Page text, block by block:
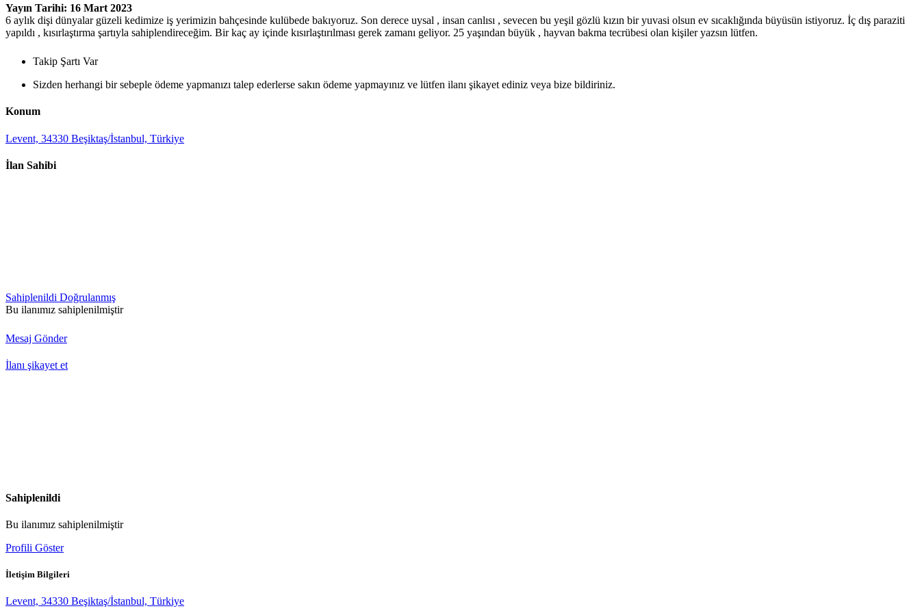
Yayın Tarihi: 16 Mart 2023
6 aylık dişi dünyalar güzeli kedimize iş yerimizin bahçesinde kulübede bakıyoruz. Son derece uysal , insan canlısı , sevecen bu yeşil gözlü kızın bir yuvasi olsun ev sıcaklığında büyüsün istiyoruz. İç dış paraziti
yapıldı , kısırlaştırma şartıyla sahiplendireceğim. Bir kaç ay içinde kısırlaştırılması gerek zamanı geliyor. 25 yaşından büyük , hayvan bakma tecrübesi olan kişiler yazsın lütfen.
Takip Şartı Var
Sizden herhangi bir sebeple ödeme yapmanızı talep ederlerse sakın ödeme yapmayınız ve lütfen ilanı şikayet ediniz veya bize bildiriniz.
Konum
Levent, 34330 Beşiktaş/İstanbul, Türkiye
İlan Sahibi
Sahiplenildi Doğrulanmış
Bu ilanımız sahiplenilmiştir
Mesaj Gönder
İlanı şikayet et
Sahiplenildi
Bu ilanımız sahiplenilmiştir
Profili Göster
İletişim Bilgileri
Levent, 34330 Beşiktaş/İstanbul, Türkiye